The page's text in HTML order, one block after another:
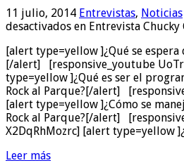
11 julio, 2014 Entrevistas, Noticias
desactivados en Entrevista Chucky
[alert type=yellow ]¿Qué se espera
[/alert] [responsive_youtube
type=yellow ]¿Qué es ser el
Rock al Parque?[/alert]
[alert type=yellow ]¿Cómo se
Rock al Parque?[/alert]
X2DqRhMozrc] [alert type=yellow
Leer más